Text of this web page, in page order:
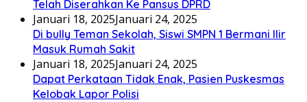
Telah Diserahkan Ke Pansus DPRD
Januari 18, 2025Januari 24, 2025
Di bully Teman Sekolah, Siswi SMPN 1 Bermani Ilir
Masuk Rumah Sakit
Januari 18, 2025Januari 24, 2025
Dapat Perkataan Tidak Enak, Pasien Puskesmas
Kelobak Lapor Polisi